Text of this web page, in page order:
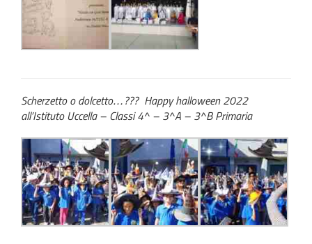
Scherzetto o dolcetto…??? Happy halloween 2022
all’Istituto Uccella – Classi 4^ – 3^A – 3^B Primaria